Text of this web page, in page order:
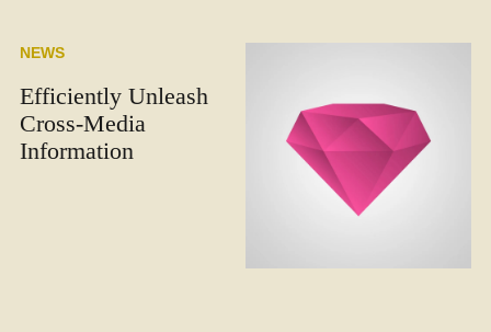
NEWS
Efficiently Unleash
Cross-Media
Information